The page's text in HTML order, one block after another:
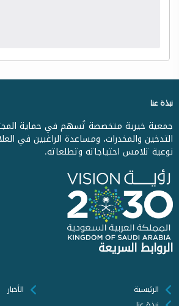
نبذة عنا
جمعية خيرية متخصصة تُسهم في حماية
التدخين والمخدرات، ومساعدة الراغبين في
نوعية تلامس احتياجاته وتطلعاته.
الروابط السريعة
الرئيسية
الأخبار